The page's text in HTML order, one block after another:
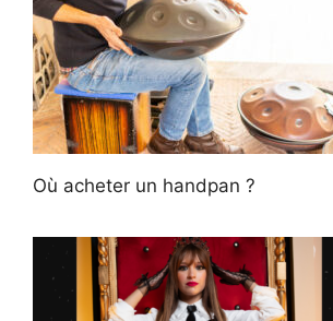
Où acheter un handpan ?